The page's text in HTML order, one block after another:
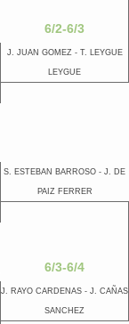
6/2-6/3
J. JUAN GOMEZ - T. LEYGUE
LEYGUE
S. ESTEBAN BARROSO - J. DE
PAIZ FERRER
6/3-6/4
J. RAYO CARDENAS - J. CAÑAS
SANCHEZ